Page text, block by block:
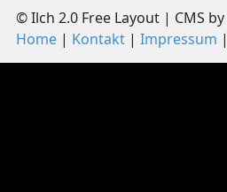
© Ilch 2.0 Free Layout | CMS by
Home
Kontakt Impressum